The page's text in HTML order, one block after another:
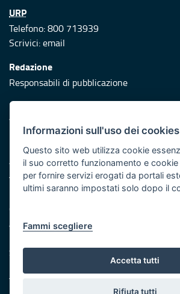
URP
Telefono: 800 713939
Scrivici:email
Redazione
Responsabili di pubblicazione
Protezione civile
Vai al sito di Protezione Civile Puglia
Iniziativa finanziata con risorse del POR
Asse XI
Note legali
Cookie e privacy
Atti di notifica
Servizi Intranet
Informazioni sull'uso dei cookies
Questo sito web utilizza cookie
il suo corretto funzionamento e
per fornire servizi erogati da portali
ultimi saranno impostati solo dopo il
Fammi scegliere
Accetta tutti
Rifiuta tutti